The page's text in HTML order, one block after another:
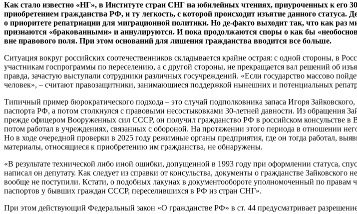
Как стало известно «НГ», в Институте стран СНГ на юбилейных чтениях, приуроченных к его
приобретением гражданства РФ, и ту легкость, с которой происходит изъятие данного
о приоритете репатриации для миграционной политики. Но де-факто выходит так, что как раз
признаются «бракованными» и аннулируются. И пока продолжаются споры о как бы
вне правового поля. При этом оснований для лишения гражданства вводится все больше.
Ситуация вокруг российских соотечественников складывается крайне острая: с одной стороны, в
участникам госпрограммы по переселению, а с другой стороны, не прекращается вал решений об
правда, зачастую выступали сотрудники различных госучреждений. «Если государство массово
человек», – считают правозащитники, занимающиеся поддержкой нынешних и потенциальных
Типичный пример бюрократического подхода – это случай подполковника запаса Игоря
паспорта РФ, а потом столкнулся с правовыми несостыковками 30-летней давности. Из обращения
прежде офицером Вооруженных сил СССР, он получил гражданство РФ в российском консульстве
потом работал в учреждениях, связанных с обороной. На протяжении этого периода в отношении
Но в ходе очередной проверки в 2025 году режимные органы предприятия, где он тогда работал,
материалы, относящиеся к приобретению им гражданства, не обнаружены.
«В результате технической либо иной ошибки, допущенной в 1993 году при оформлении статуса,
написал он депутату. Как следует из справки от консульства, документы о гражданстве
вообще не поступили. Кстати, о подобных лакунах в документообороте уполномоченный по правам
паспортов у бывших граждан СССР, переселившихся в РФ из стран СНГ».
При этом действующий Федеральный закон «О гражданстве РФ» в ст. 44 предусматривает